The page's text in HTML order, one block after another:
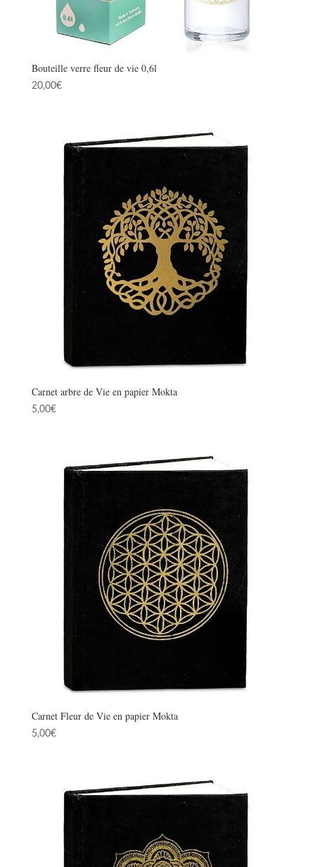
Bouteille verre fleur de vie 0,6l
20,00€
Carnet arbre de Vie en papier Mokta
5,00€
Carnet Fleur de Vie en papier Mokta
5,00€